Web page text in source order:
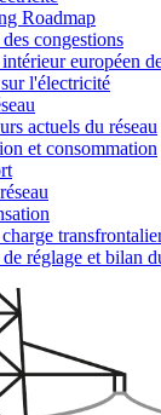
Roadmap
congestions
européen
l'électricité
actuels du réseau
et consommation
réglage et bilan